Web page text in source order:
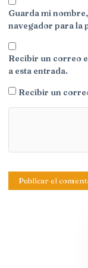
Guarda mi
navegador para la
Recibir un correo
a esta entrada.
Recibir un